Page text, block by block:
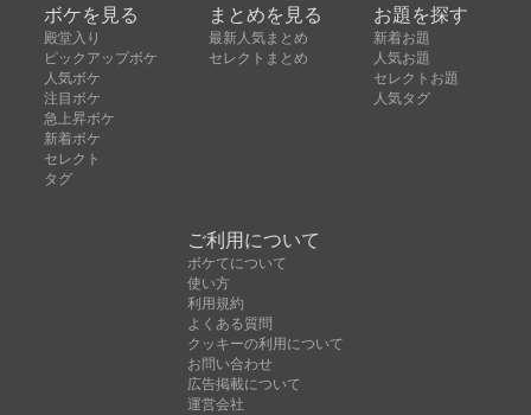
ボケを見る
殿堂入り
ピックアップボケ
人気ボケ
注目ボケ
急上昇ボケ
新着ボケ
セレクト
タグ
まとめを見る
最新人気まとめ
セレクトまとめ
お題を探す
新着お題
人気お題
セレクトお題
人気タグ
ご利用について
ボケてについて
使い方
利用規約
よくある質問
クッキーの利用について
お問い合わせ
広告掲載について
運営会社